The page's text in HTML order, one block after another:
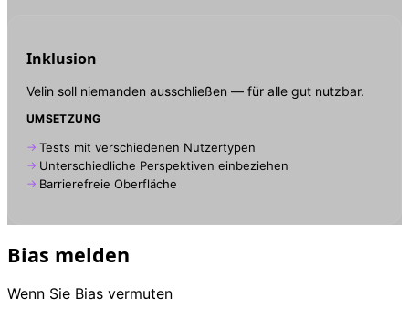
Inklusion
Velin soll niemanden ausschließen — für alle gut nutzbar.
UMSETZUNG
Tests mit verschiedenen Nutzertypen
Unterschiedliche Perspektiven einbeziehen
Barrierefreie Oberfläche
Bias melden
Wenn Sie Bias vermuten